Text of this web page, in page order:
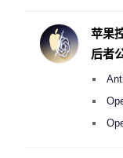
度
苹果
后者
《人
2000